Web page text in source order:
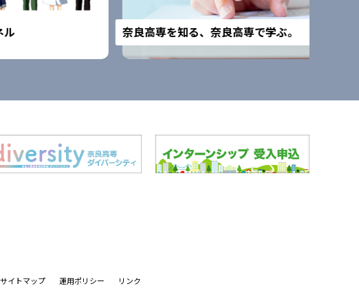
奈良高専を知る、奈良高専で学ぶ。
サイトマップ 運用ポリシー リンク